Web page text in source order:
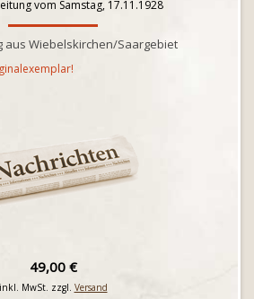
vom Samstag, 17.11.1928
aus Wiebelskirchen/Saargebiet
49,00 €
inkl. MwSt. zzgl. Versand